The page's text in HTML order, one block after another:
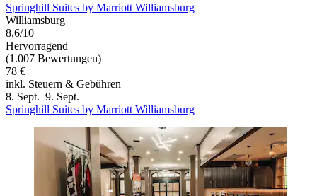
Springhill Suites by Marriott Williamsburg
Williamsburg
8,6/10
Hervorragend
(1.007 Bewertungen)
78 €
inkl. Steuern & Gebühren
8. Sept.–9. Sept.
Springhill Suites by Marriott Williamsburg